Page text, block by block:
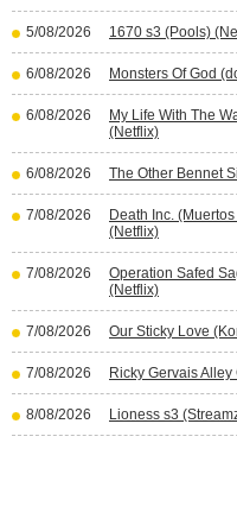
5/08/2026 1670 s3 (Pools)
6/08/2026 Monsters Of God
6/08/2026
My Life With The
(Netflix)
6/08/2026 The Other Bennet
7/08/2026
Death Inc.
(Netflix)
7/08/2026
Operation Safed
(Netflix)
7/08/2026 Our Sticky Love
7/08/2026 Ricky Gervais
8/08/2026 Lioness s3